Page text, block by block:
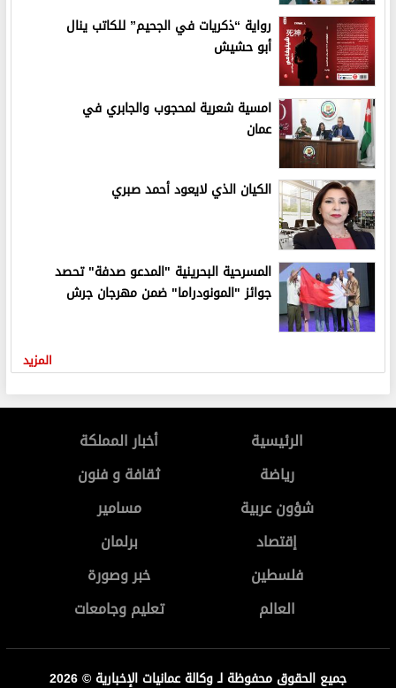
رواية “ذكريات في الجحيم” للكاتب ينال
أبو حشيش
امسية شعرية لمحجوب والجابري في
عمان
الكيان الذي لايعود أحمد صبري
المسرحية البحرينية "المدعو صدفة" تحصد
جوائز "المونودراما" ضمن مهرجان جرش
المزيد
الرئيسية
أخبار المملكة
رياضة
ثقافة و فنون
شؤون عربية
مسامير
إقتصاد
برلمان
فلسطين
خبر وصورة
العالم
تعليم وجامعات
جميع الحقوق محفوظة لـ وكالة عمانيات الإخبارية © 2026